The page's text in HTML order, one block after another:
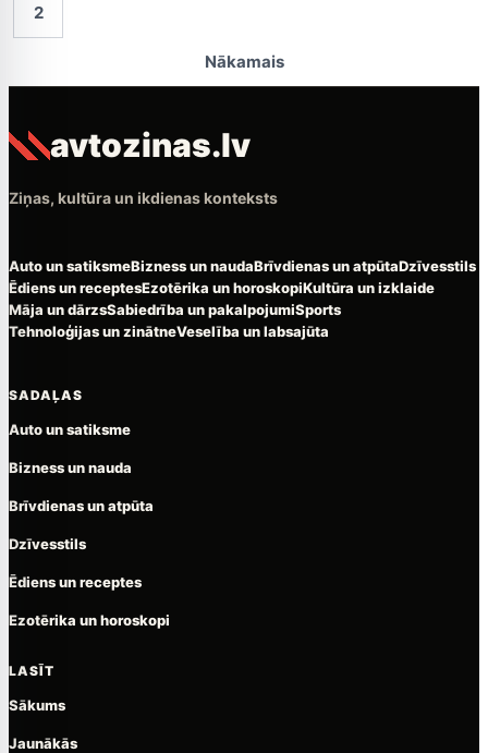
2
Nākamais
avtozinas.lv
Ziņas, kultūra un ikdienas konteksts
Auto un satiksmeBizness un naudaBrīvdienas un atpūtaDzīvesstils
Ēdiens un receptesEzotērika un horoskopiKultūra un izklaide
Māja un dārzsSabiedrība un pakalpojumiSports
Tehnoloģijas un zinātneVeselība un labsajūta
SADAĻAS
Auto un satiksme
Bizness un nauda
Brīvdienas un atpūta
Dzīvesstils
Ēdiens un receptes
Ezotērika un horoskopi
LASĪT
Sākums
Jaunākās